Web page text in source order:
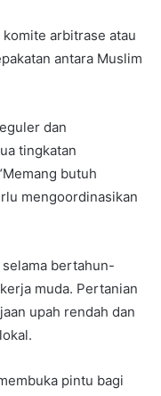
arbitrase atau
antara Muslim
dan
tingkatan
butuh
mengoordinasikan
bertahun-
muda. Pertanian
upah rendah dan
pintu bagi